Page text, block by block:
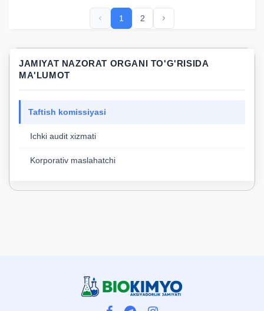
1 2
JAMIYAT NAZORAT ORGANI TO'G'RISIDA
MA'LUMOT
Taftish komissiyasi
Ichki audit xizmati
Korporativ maslahatchi